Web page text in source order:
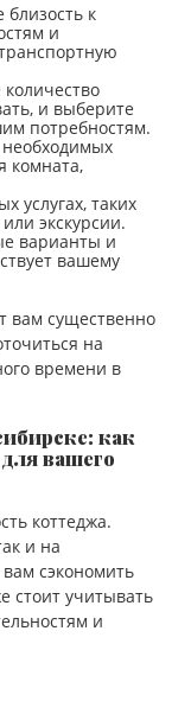
близость к
и
и выберите
потребностям.
комната,
услугах, таких
экскурсии.
варианты и
вашему
вам существенно
на
времени в
как
вашего
коттеджа.
и на
сэкономить
стоит учитывать
и